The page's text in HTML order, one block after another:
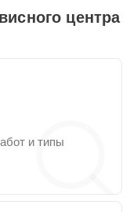
центра
и типы